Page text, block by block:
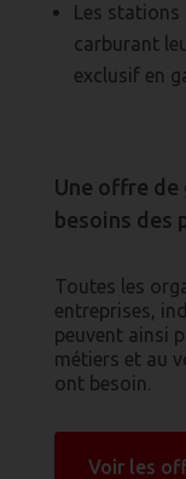
Les
carburant
exclusif en
Une offre de
besoins des
Toutes les
entreprises,
peuvent ainsi
métiers et au
ont besoin.
Voir les